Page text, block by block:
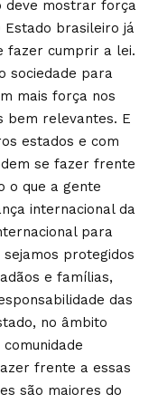
deve mostrar força
Estado brasileiro já
fazer cumprir a lei.
sociedade para
mais força nos
bem relevantes. E
estados e com
se fazer frente
o que a gente
internacional da
para
protegidos
e famílias,
das
no âmbito
frente a essas
são maiores do